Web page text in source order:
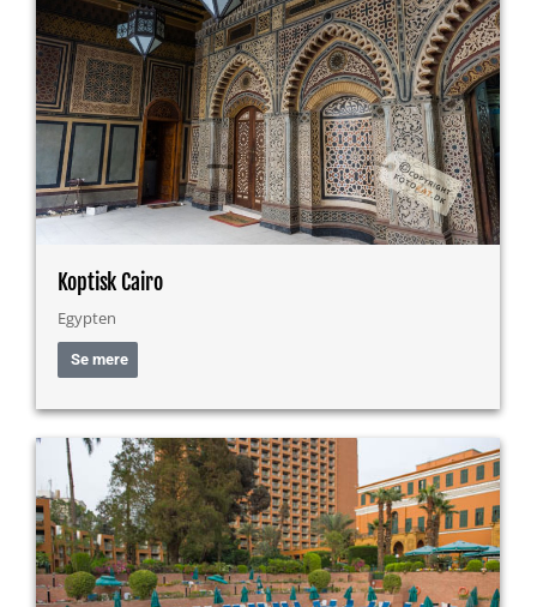
Koptisk Cairo
Egypten
Se mere